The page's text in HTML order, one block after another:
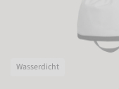
Wasserdicht